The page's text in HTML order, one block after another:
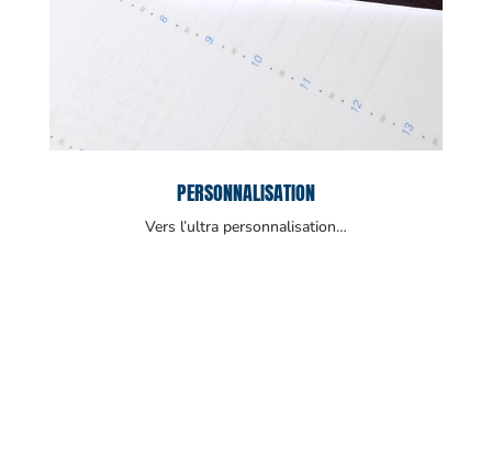
PERSONNALISATION
Vers l’ultra personnalisation…